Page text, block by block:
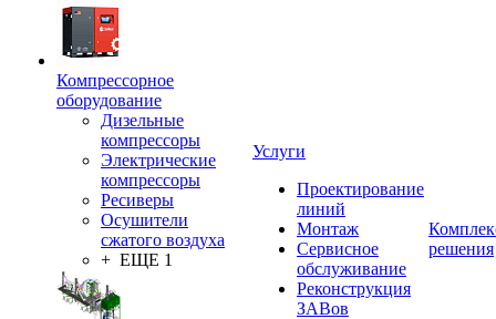
Компрессорное
оборудование
Дизельные
компрессоры
Электрические
компрессоры
Ресиверы
Осушители
сжатого воздуха
+ ЕЩЕ 1
Услуги
Проектирование
линий
Монтаж
Сервисное
обслуживание
Реконструкция
ЗАВов
решения